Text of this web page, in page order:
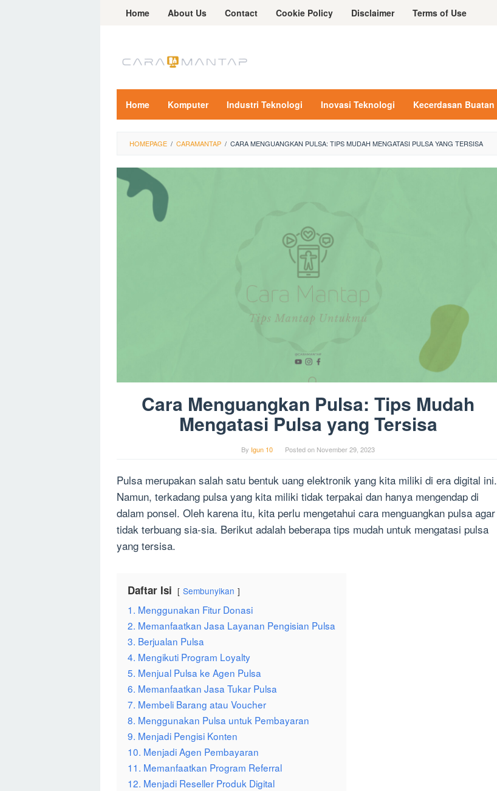
Home About Us Contact Cookie Policy Disclaimer Terms of Use
Home Komputer Industri Teknologi Inovasi Teknologi Kecerdasan Buatan
HOMEPAGE / CARAMANTAP / CARA MENGUANGKAN PULSA: TIPS MUDAH MENGATASI PULSA YANG TERSISA
Cara Menguangkan Pulsa: Tips Mudah
Mengatasi Pulsa yang Tersisa
By Igun 10 Posted on November 29, 2023
Pulsa merupakan salah satu bentuk uang elektronik yang kita miliki di era digital ini.
Namun, terkadang pulsa yang kita miliki tidak terpakai dan hanya mengendap di
dalam ponsel. Oleh karena itu, kita perlu mengetahui cara menguangkan pulsa agar
tidak terbuang sia-sia. Berikut adalah beberapa tips mudah untuk mengatasi pulsa
yang tersisa.
Daftar Isi Sembunyikan
1. Menggunakan Fitur Donasi
2. Memanfaatkan Jasa Layanan Pengisian Pulsa
3. Berjualan Pulsa
4. Mengikuti Program Loyalty
5. Menjual Pulsa ke Agen Pulsa
6. Memanfaatkan Jasa Tukar Pulsa
7. Membeli Barang atau Voucher
8. Menggunakan Pulsa untuk Pembayaran
9. Menjadi Pengisi Konten
10. Menjadi Agen Pembayaran
11. Memanfaatkan Program Referral
12. Menjadi Reseller Produk Digital